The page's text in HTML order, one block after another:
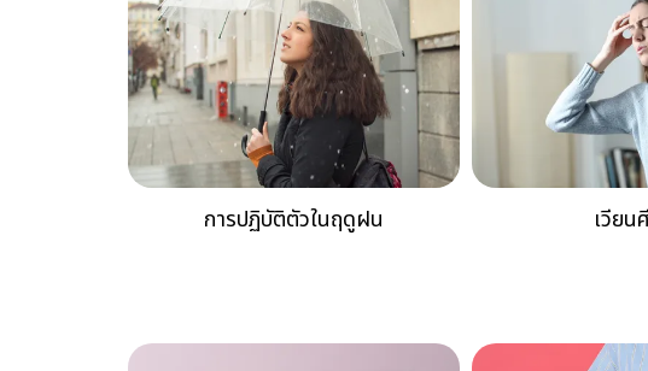
การปฏิบัติตัวในฤดูฝน เวียน